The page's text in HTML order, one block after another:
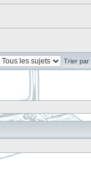
Trier par